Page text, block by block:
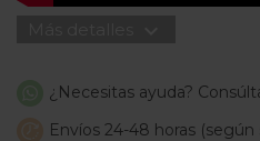
¿Necesitas ayuda?
Envíos 24-48 horas (según